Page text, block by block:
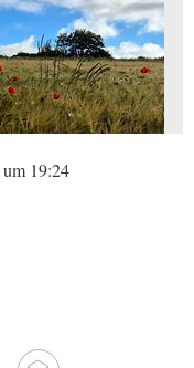
19:24